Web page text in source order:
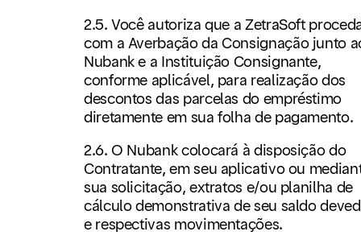
2.5. Você autoriza que a ZetraSoft
com a Averbação da Consignação junto
Nubank e a Instituição Consignante,
conforme aplicável, para realização dos
descontos das parcelas do empréstimo
diretamente em sua folha de pagamento.
2.6. O Nubank colocará à disposição do
Contratante, em seu aplicativo ou
sua solicitação, extratos e/ou planilha de
cálculo demonstrativa de seu saldo
e respectivas movimentações.